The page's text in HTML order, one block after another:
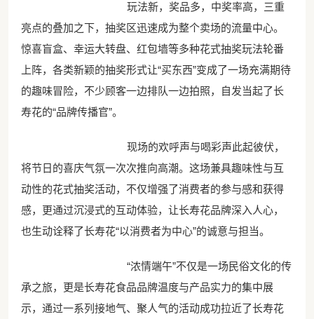
玩法新，奖品多，中奖率高，三重
亮点的叠加之下，抽奖区迅速成为整个卖场的流量中心。
惊喜盲盒、幸运大转盘、红包墙等多种花式抽奖玩法轮番
上阵，各类新颖的抽奖形式让“买东西”变成了一场充满期待
的趣味冒险，不少顾客一边排队一边拍照，自发当起了长
寿花的“品牌传播官”。
现场的欢呼声与喝彩声此起彼伏，
将节日的喜庆气氛一次次推向高潮。这场兼具趣味性与互
动性的花式抽奖活动，不仅增强了消费者的参与感和获得
感，更通过沉浸式的互动体验，让长寿花品牌深入人心，
也生动诠释了长寿花“以消费者为中心”的诚意与担当。
“浓情端午”不仅是一场民俗文化的传
承之旅，更是长寿花食品品牌温度与产品实力的集中展
示，通过一系列接地气、聚人气的活动成功拉近了长寿花